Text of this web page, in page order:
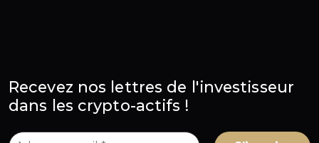
Recevez nos lettres de l'investisseur
dans les crypto-actifs !